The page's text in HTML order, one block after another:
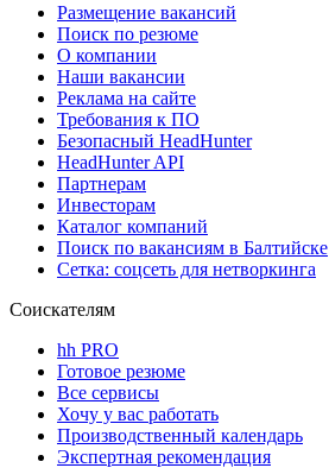
Размещение вакансий
Поиск по резюме
О компании
Наши вакансии
Реклама на сайте
Требования к ПО
Безопасный HeadHunter
HeadHunter API
Партнерам
Инвесторам
Каталог компаний
Поиск по вакансиям в Балтийске
Сетка: соцсеть для нетворкинга
Соискателям
hh PRO
Готовое резюме
Все сервисы
Хочу у вас работать
Производственный календарь
Экспертная рекомендация